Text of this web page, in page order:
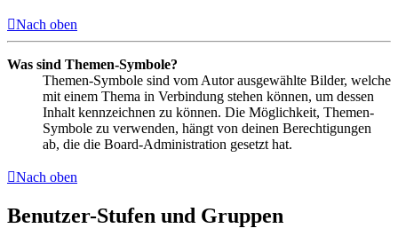
Nach oben
Was sind Themen-Symbole?
Themen-Symbole sind vom Autor ausgewählte Bilder, welche
mit einem Thema in Verbindung stehen können, um dessen
Inhalt kennzeichnen zu können. Die Möglichkeit, Themen-
Symbole zu verwenden, hängt von deinen Berechtigungen
ab, die die Board-Administration gesetzt hat.
Nach oben
Benutzer-Stufen und Gruppen